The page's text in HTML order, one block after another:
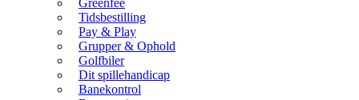
Greenfee
Tidsbestilling
Pay & Play
Grupper & Ophold
Golfbiler
Dit spillehandicap
Banekontrol